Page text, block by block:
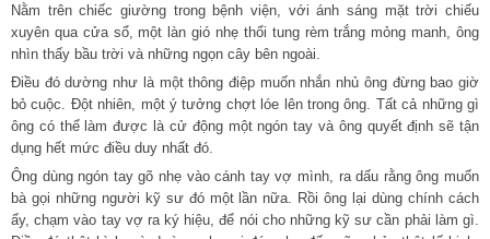
Nằm trên chiếc giường trong bệnh viện, với ánh sáng mặt trời chiếu
xuyên qua cửa sổ, một làn gió nhẹ thổi tung rèm trắng mỏng manh, ông
nhìn thấy bầu trời và những ngọn cây bên ngoài.
Điều đó dường như là một thông điệp muốn nhắn nhủ ông đừng bao giờ
bỏ cuộc. Đột nhiên, một ý tưởng chợt lóe lên trong ông. Tất cả những gì
ông có thể làm được là cử động một ngón tay và ông quyết định sẽ tận
dụng hết mức điều duy nhất đó.
Ông dùng ngón tay gõ nhẹ vào cánh tay vợ mình, ra dấu rằng ông muốn
bà gọi những người kỹ sư đó một lần nữa. Rồi ông lại dùng chính cách
ấy, chạm vào tay vợ ra ký hiệu, để nói cho những kỹ sư cần phải làm gì.